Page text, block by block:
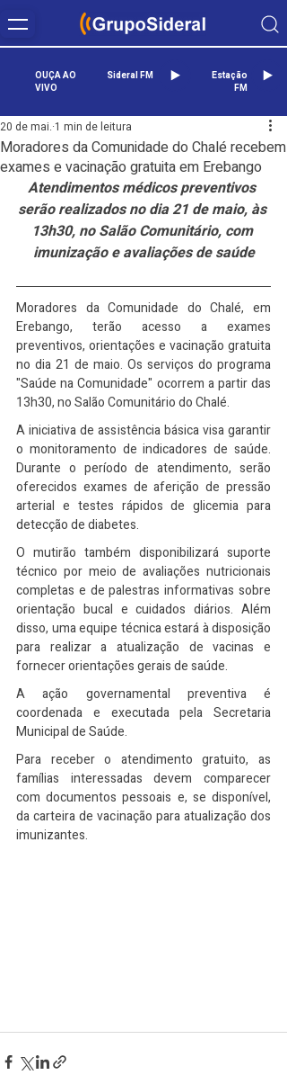
OUÇA AO
VIVO
Sideral FM
Estação
FM
Moradores da Comunidade do Chalé recebem
exames e vacinação gratuita em Erebango
20 de mai. 1 min de leitura
Atendimentos médicos preventivos
serão realizados no dia 21 de maio, às
13h30, no Salão Comunitário, com
imunização e avaliações de saúde
Moradores da Comunidade do Chalé, em
Erebango, terão acesso a exames
preventivos, orientações e vacinação gratuita
no dia 21 de maio. Os serviços do programa
"Saúde na Comunidade" ocorrem a partir das
13h30, no Salão Comunitário do Chalé.
A iniciativa de assistência básica visa garantir
o monitoramento de indicadores de saúde.
Durante o período de atendimento, serão
oferecidos exames de aferição de pressão
arterial e testes rápidos de glicemia para
detecção de diabetes.
O mutirão também disponibilizará suporte
técnico por meio de avaliações nutricionais
completas e de palestras informativas sobre
orientação bucal e cuidados diários. Além
disso, uma equipe técnica estará à disposição
para realizar a atualização de vacinas e
fornecer orientações gerais de saúde.
A ação governamental preventiva é
coordenada e executada pela Secretaria
Municipal de Saúde.
Para receber o atendimento gratuito, as
famílias interessadas devem comparecer
com documentos pessoais e, se disponível,
da carteira de vacinação para atualização dos
imunizantes.